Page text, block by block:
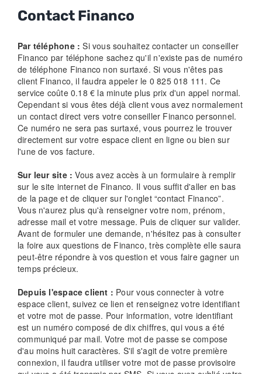
Contact Financo
Par téléphone : Si vous souhaitez contacter un conseiller
Financo par téléphone sachez qu'il n'existe pas de numéro
de téléphone Financo non surtaxé. Si vous n'êtes pas
client Financo, il faudra appeler le 0 825 018 111. Ce
service coûte 0.18 € la minute plus prix d'un appel normal.
Cependant si vous êtes déjà client vous avez normalement
un contact direct vers votre conseiller Financo personnel.
Ce numéro ne sera pas surtaxé, vous pourrez le trouver
directement sur votre espace client en ligne ou bien sur
l'une de vos facture.
Sur leur site : Vous avez accès à un formulaire à remplir
sur le site internet de Financo. Il vous suffit d'aller en bas
de la page et de cliquer sur l'onglet “contact Financo”.
Vous n'aurez plus qu'à renseigner votre nom, prénom,
adresse mail et votre message. Puis de cliquer sur valider.
Avant de formuler une demande, n'hésitez pas à consulter
la foire aux questions de Financo, très complète elle saura
peut-être répondre à vos question et vous faire gagner un
temps précieux.
Depuis l'espace client : Pour vous connecter à votre
espace client, suivez ce lien et renseignez votre identifiant
et votre mot de passe. Pour information, votre identifiant
est un numéro composé de dix chiffres, qui vous a été
communiqué par mail. Votre mot de passe se compose
d'au moins huit caractères. S'il s'agit de votre première
connexion, il faudra utiliser votre mot de passe provisoire